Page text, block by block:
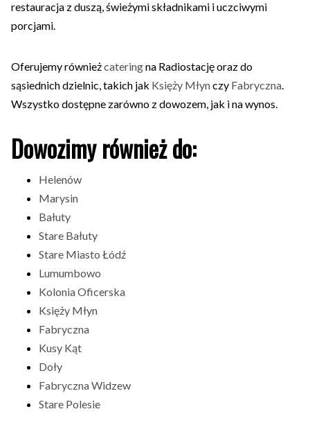
restauracja z duszą, świeżymi składnikami i uczciwymi
porcjami.
Oferujemy równieżcateringna Radiostację oraz do
sąsiednich dzielnic, takich jak Księży Młynczy Fabryczna
Wszystko dostępne zarówno z dowozem, jak i na wynos.
Dowozimy również do:
Helenów
Marysin
Bałuty
Stare Bałuty
Stare Miasto Łódź
Lumumbowo
Kolonia Oficerska
Księży Młyn
Fabryczna
Kusy Kąt
Doły
Fabryczna Widzew
Stare Polesie